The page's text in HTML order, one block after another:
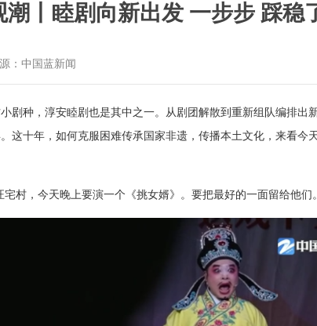
潮丨睦剧向新出发 一步步 踩稳
：​中国蓝新闻
剧种，淳安睦剧也是其中之一。从剧团解散到重新组队编排出
这十年，如何克服困难传承国家非遗，传播本土文化，来看今
宅村，今天晚上要演一个《挑女婿》。要把最好的一面留给他们